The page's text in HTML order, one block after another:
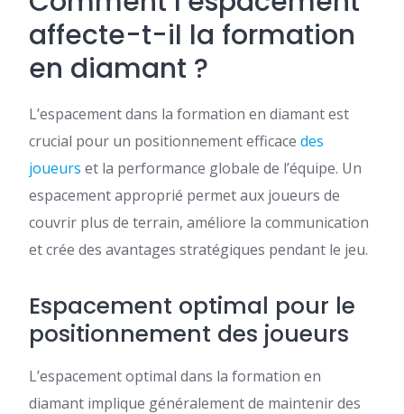
affecte-t-il la formation
en diamant ?
L’espacement dans la formation en diamant est
crucial pour un positionnement efficace des
joueurs et la performance globale de l’équipe. Un
espacement approprié permet aux joueurs de
couvrir plus de terrain, améliore la communication
et crée des avantages stratégiques pendant le jeu.
Espacement optimal pour le
positionnement des joueurs
L’espacement optimal dans la formation en
diamant implique généralement de maintenir des